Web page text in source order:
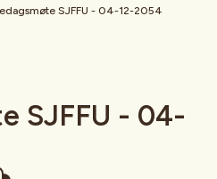
SJFFU - 04-12-2054
SJFFU - 04-